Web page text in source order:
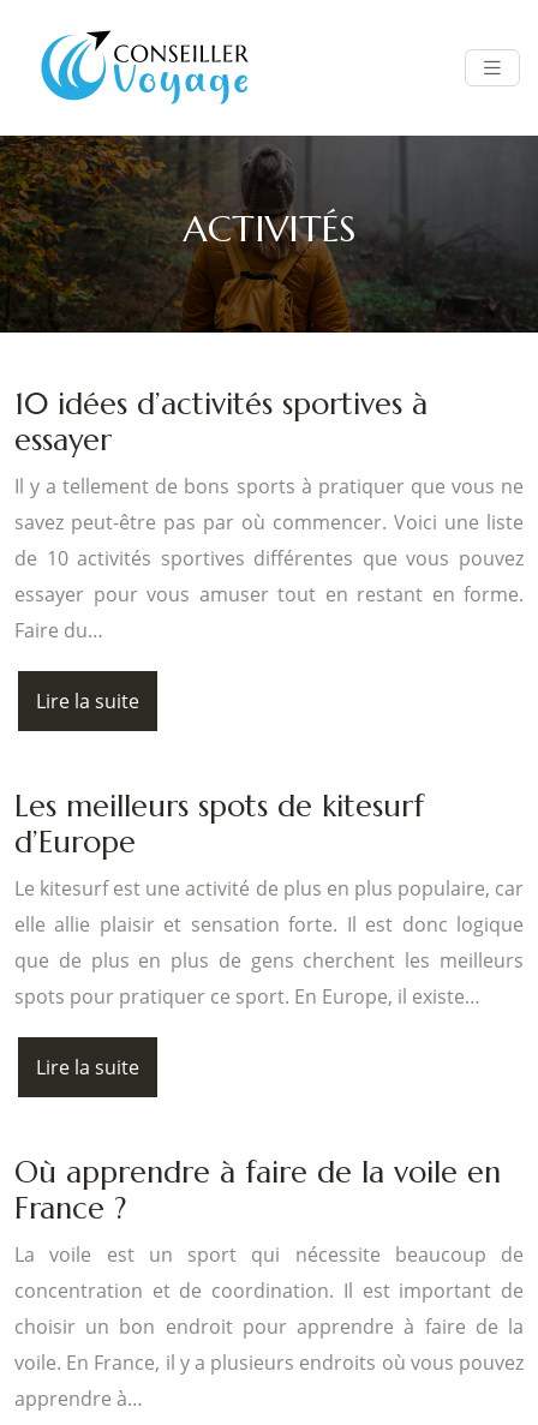
ACTIVITÉS
10 idées d’activités sportives à
essayer
Il y a tellement de bons sports à pratiquer que vous ne
savez peut-être pas par où commencer. Voici une liste
de 10 activités sportives différentes que vous pouvez
essayer pour vous amuser tout en restant en forme.
Faire du…
Lire la suite
Les meilleurs spots de kitesurf
d’Europe
Le kitesurf est une activité de plus en plus populaire, car
elle allie plaisir et sensation forte. Il est donc logique
que de plus en plus de gens cherchent les meilleurs
spots pour pratiquer ce sport. En Europe, il existe…
Lire la suite
Où apprendre à faire de la voile en
France ?
La voile est un sport qui nécessite beaucoup de
concentration et de coordination. Il est important de
choisir un bon endroit pour apprendre à faire de la
voile. En France, il y a plusieurs endroits où vous pouvez
apprendre à…